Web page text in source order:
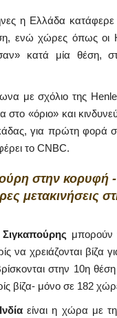
η Ελλάδα κατάφερε
ενώ χώρες όπως οι
κατά μία θέση,
με σχόλιο της
στο «όριο» και
για πρώτη φορά
το CNBC.
στην κορυφή
μετακινήσεις
Σιγκαπούρης
να χρειάζονται βίζα
στην 10η
βίζα- μόνο σε 182
Ινδία είναι η χώρα με